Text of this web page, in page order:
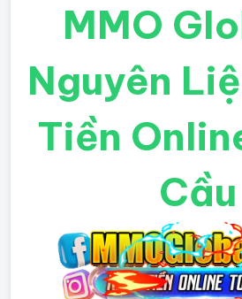
MMO
Nguyên
Tiền
Cầu